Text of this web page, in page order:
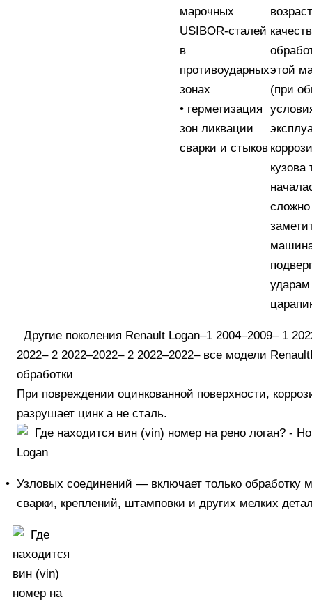
марочных
USIBOR-сталей
в
противоударных
зонах
• герметизация
зон ликвации
сварки и стыков
этой
(при
кузова
сложно
Другие поколения Renault Logan–1 2004–2009– 1
2022– 2 2022–2022– 2 2022–2022– все модели Renault
обработки
При повреждении оцинкованной поверхности,
разрушает цинк а не сталь.
• Узловых соединений — включает только обработку
сварки, креплений, штамповки и других мелких